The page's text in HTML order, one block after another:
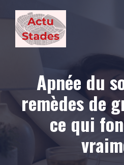
contenu
Apnée du
remèdes de
ce qui